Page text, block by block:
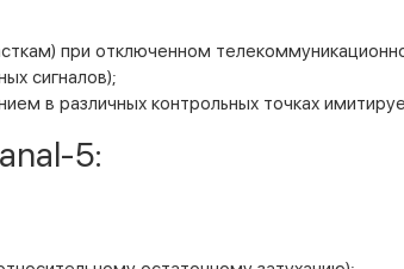
при отключенном
сигналов);
в различных контрольных точках
5: